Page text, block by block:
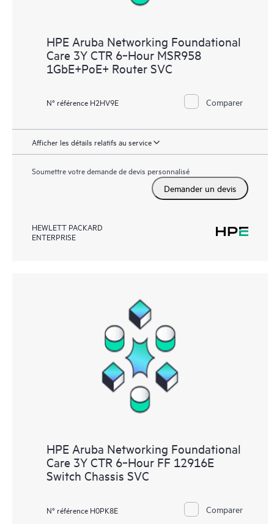
HPE Aruba Networking Foundational
Care 3Y CTR 6‑Hour MSR958
1GbE+PoE+ Router SVC
N° référence H2HV9E Comparer
Afficher les détails relatifs au service
Soumettre votre demande de devis personnalisé
Demander un devis
HEWLETT PACKARD
ENTERPRISE
HPE Aruba Networking Foundational
Care 3Y CTR 6‑Hour FF 12916E
Switch Chassis SVC
N° référence H0PK8E Comparer